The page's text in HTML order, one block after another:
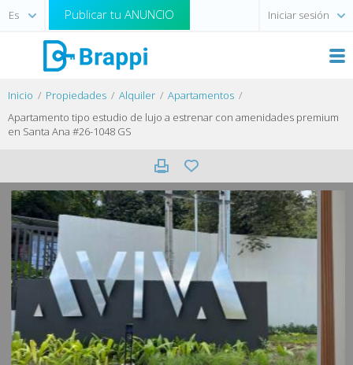
Publicar tu ANUNCIO Iniciar sesión
Inicio Propiedades Alquiler
Apartamentos
Apartamento tipo estudio de lujo a estrenar con amenidades premium
en Santa Ana #26-1048 GS